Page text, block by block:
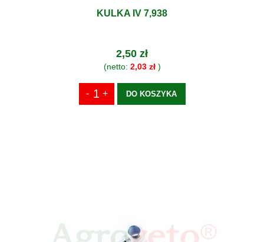
KULKA IV 7,938
2,50 zł
(netto: 2,03 zł)
DO KOSZYKA